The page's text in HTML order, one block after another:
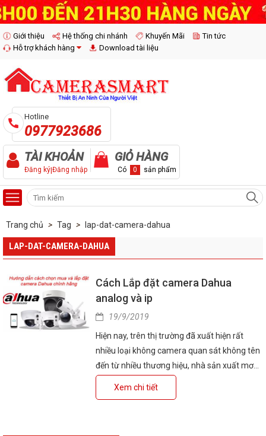
Giới thiệu Hệ thống chi nhánh Khuyến Mãi
Tin tức
Hỗ trợ khách hàng
Download tài liệu
Hotline
0977923686
TÀI KHOẢN
Đăng ký|Đăng nhập
GIỎ HÀNG
Có 0 sản phẩm
Trang chủ > Tag > lap-dat-camera-dahua
LAP-DAT-CAMERA-DAHUA
Cách Lắp đặt camera Dahua
analog và ip
19/9/2019
Hiện nay, trên thị trường đã xuất hiện rất
nhiều loại không camera quan sát không tên
đến từ nhiều thương hiệu, nhà sản xuất mơ
hồ mang chất lượng và giá thành khác nhau
hoàn toàn. Để lựa chọn được công cụ giám
Xem chi tiết